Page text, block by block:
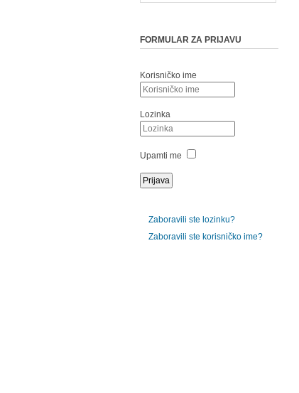
FORMULAR ZA PRIJAVU
Korisničko ime
Lozinka
Upamti me
Zaboravili ste lozinku?
Zaboravili ste korisničko ime?